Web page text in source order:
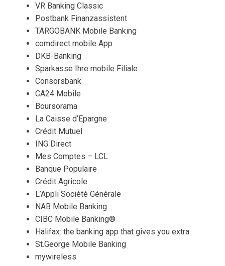
VR Banking Classic
Postbank Finanzassistent
TARGOBANK Mobile Banking
comdirect mobile App
DKB-Banking
Sparkasse Ihre mobile Filiale
Consorsbank
CA24 Mobile
Boursorama
La Caisse d’Epargne
Crédit Mutuel
ING Direct
Mes Comptes – LCL
Banque Populaire
Crédit Agricole
L’Appli Société Générale
NAB Mobile Banking
CIBC Mobile Banking®
Halifax: the banking app that gives you extra
St.George Mobile Banking
mywireless